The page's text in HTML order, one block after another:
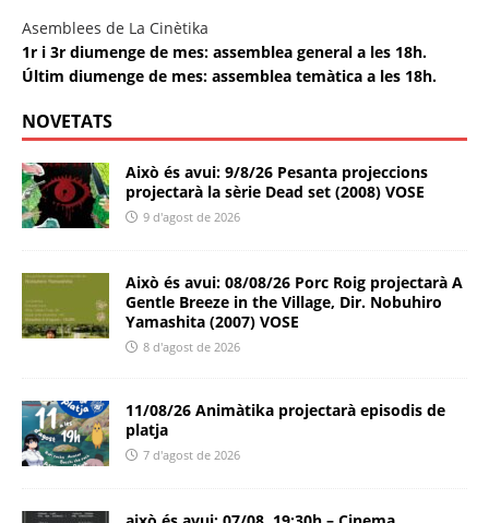
Asemblees de La Cinètika
1r i 3r diumenge de mes: assemblea general a les 18h.
Últim diumenge de mes: assemblea temàtica a les 18h.
NOVETATS
Això és avui: 9/8/26 Pesanta projeccions
projectarà la sèrie Dead set (2008) VOSE
9 d'agost de 2026
Això és avui: 08/08/26 Porc Roig projectarà A
Gentle Breeze in the Village, Dir. Nobuhiro
Yamashita (2007) VOSE
8 d'agost de 2026
11/08/26 Animàtika projectarà episodis de
platja
7 d'agost de 2026